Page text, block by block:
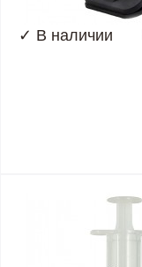
✓ В наличии